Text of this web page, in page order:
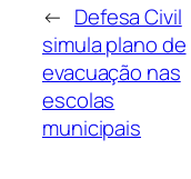
← Defesa Civil
simula plano de
evacuação nas
escolas
municipais